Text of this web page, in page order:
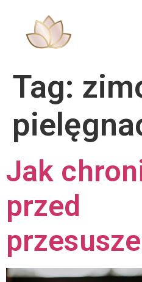
Tag:
Jak
przed